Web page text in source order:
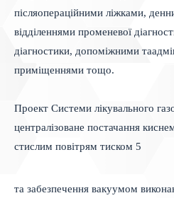
післяопераційними ліжками,
відділеннями променевої
діагностики, допоміжними
приміщеннями тощо.
Проект Системи лікувального
централізоване постачання
стислим повітрям тиском 5
та забезпечення вакуумом